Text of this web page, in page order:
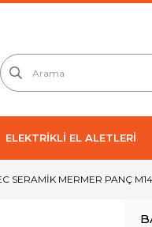
ELEKTRİKLİ EL ALETLERİ
SERAMİK MERMER PANÇ